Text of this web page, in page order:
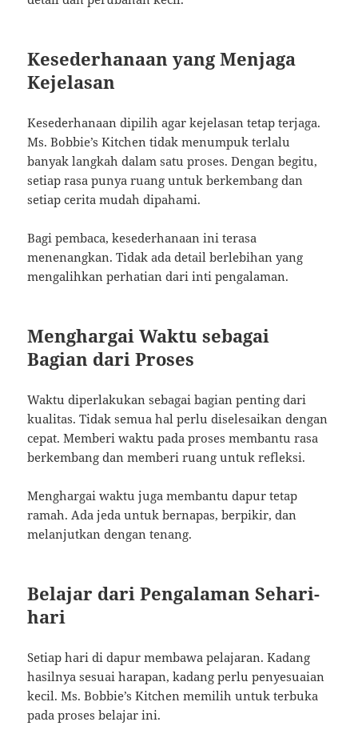
Kesederhanaan yang Menjaga
Kejelasan
Kesederhanaan dipilih agar kejelasan tetap terjaga.
Ms. Bobbie’s Kitchen tidak menumpuk terlalu
banyak langkah dalam satu proses. Dengan begitu,
setiap rasa punya ruang untuk berkembang dan
setiap cerita mudah dipahami.
Bagi pembaca, kesederhanaan ini terasa
menenangkan. Tidak ada detail berlebihan yang
mengalihkan perhatian dari inti pengalaman.
Menghargai Waktu sebagai
Bagian dari Proses
Waktu diperlakukan sebagai bagian penting dari
kualitas. Tidak semua hal perlu diselesaikan dengan
cepat. Memberi waktu pada proses membantu rasa
berkembang dan memberi ruang untuk refleksi.
Menghargai waktu juga membantu dapur tetap
ramah. Ada jeda untuk bernapas, berpikir, dan
melanjutkan dengan tenang.
Belajar dari Pengalaman Sehari-
hari
Setiap hari di dapur membawa pelajaran. Kadang
hasilnya sesuai harapan, kadang perlu penyesuaian
kecil. Ms. Bobbie’s Kitchen memilih untuk terbuka
pada proses belajar ini.